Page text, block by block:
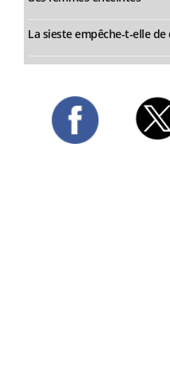
La sieste empêche-t-elle